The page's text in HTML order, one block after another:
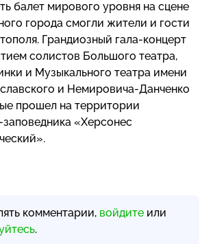
балет мирового уровня на сцене
города смогли жители и гости
Грандиозный гала-концерт
солистов Большого театра,
и Музыкального театра имени
и Немировича-Данченко
прошел на территории
заповедника «Херсонес
комментарии, войдите или
.